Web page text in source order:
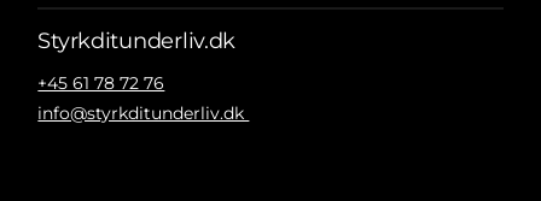
Styrkditunderliv.dk
+45 61 78 72 76
info@styrkditunderliv.dk